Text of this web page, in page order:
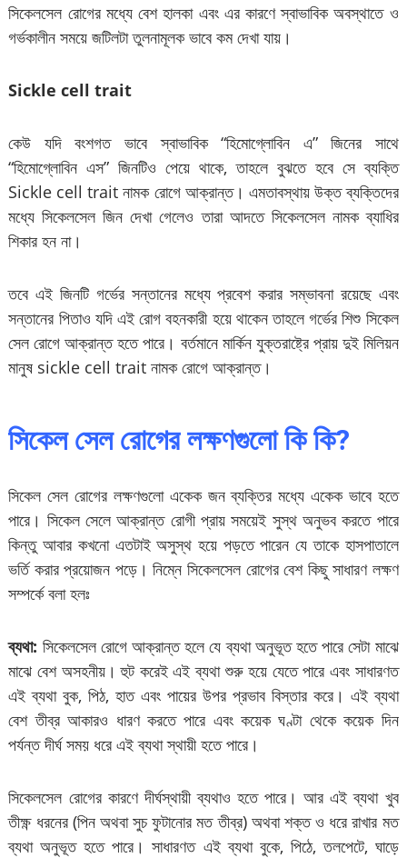
সিকেলসেল রোগের মধ্যে বেশ হালকা এবং এর কারণে স্বাভাবিক অবস্থাতে ও
গর্ভকালীন সময়ে জটিলটা তুলনামূলক ভাবে কম দেখা যায়।
Sickle cell trait
কেউ যদি বংশগত ভাবে স্বাভাবিক “হিমোগ্লোবিন এ” জিনের সাথে
“হিমোগ্লোবিন এস” জিনটিও পেয়ে থাকে, তাহলে বুঝতে হবে সে ব্যক্তি
Sickle cell trait নামক রোগে আক্রান্ত। এমতাবস্থায় উক্ত ব্যক্তিদের
মধ্যে সিকেলসেল জিন দেখা গেলেও তারা আদতে সিকেলসেল নামক ব্যাধির
শিকার হন না।
তবে এই জিনটি গর্ভের সন্তানের মধ্যে প্রবেশ করার সম্ভাবনা রয়েছে এবং
সন্তানের পিতাও যদি এই রোগ বহনকারী হয়ে থাকেন তাহলে গর্ভের শিশু সিকেল
সেল রোগে আক্রান্ত হতে পারে। বর্তমানে মার্কিন যুক্তরাষ্ট্রে প্রায় দুই মিলিয়ন
মানুষ sickle cell trait নামক রোগে আক্রান্ত।
সিকেল সেল রোগের লক্ষণগুলো কি কি?
সিকেল সেল রোগের লক্ষণগুলো একেক জন ব্যক্তির মধ্যে একেক ভাবে হতে
পারে। সিকেল সেলে আক্রান্ত রোগী প্রায় সময়েই সুস্থ অনুভব করতে পারে
কিন্তু আবার কখনো এতটাই অসুস্থ হয়ে পড়তে পারেন যে তাকে হাসপাতালে
ভর্তি করার প্রয়োজন পড়ে। নিম্নে সিকেলসেল রোগের বেশ কিছু সাধারণ লক্ষণ
সম্পর্কে বলা হলঃ
ব্যথা: সিকেলসেল রোগে আক্রান্ত হলে যে ব্যথা অনুভূত হতে পারে সেটা মাঝে
মাঝে বেশ অসহনীয়। হুট করেই এই ব্যথা শুরু হয়ে যেতে পারে এবং সাধারণত
এই ব্যথা বুক, পিঠ, হাত এবং পায়ের উপর প্রভাব বিস্তার করে। এই ব্যথা
বেশ তীব্র আকারও ধারণ করতে পারে এবং কয়েক ঘণ্টা থেকে কয়েক দিন
পর্যন্ত দীর্ঘ সময় ধরে এই ব্যথা স্থায়ী হতে পারে।
সিকেলসেল রোগের কারণে দীর্ঘস্থায়ী ব্যথাও হতে পারে। আর এই ব্যথা খুব
তীক্ষ্ণ ধরনের (পিন অথবা সুচ ফুটানোর মত তীব্র) অথবা শক্ত ও ধরে রাখার মত
ব্যথা অনুভূত হতে পারে। সাধারণত এই ব্যথা বুকে, পিঠে, তলপেটে, ঘাড়ে